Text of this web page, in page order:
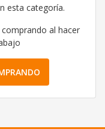
esta categoría.
al hacer